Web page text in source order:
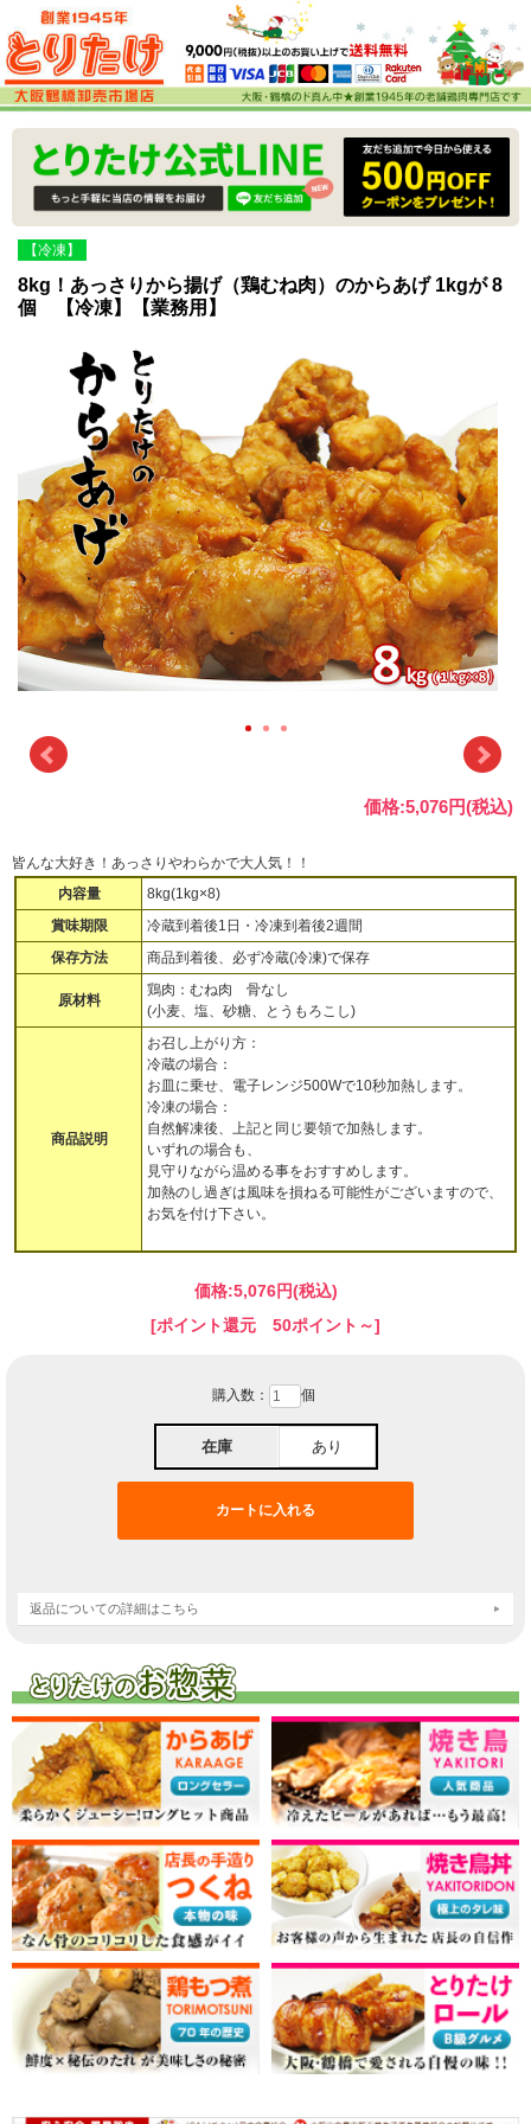
【冷凍】
8kg！あっさりから揚げ（鶏むね肉）のからあげ 1kgが 8
個 【冷凍】【業務用】
価格:5,076円(税込)
皆んな大好き！あっさりやわらかで大人気！！
内容量
8kg(1kg×8)
賞味期限
冷蔵到着後1日・冷凍到着後2週間
保存方法
商品到着後、必ず冷蔵(冷凍)で保存
原材料
鶏肉：むね肉 骨なし
(小麦、塩、砂糖、とうもろこし)
商品説明
お召し上がり方：
冷蔵の場合：
お皿に乗せ、電子レンジ500Wで10秒加熱します。
冷凍の場合：
自然解凍後、上記と同じ要領で加熱します。
いずれの場合も、
見守りながら温める事をおすすめします。
加熱のし過ぎは風味を損ねる可能性がございますので、
お気を付け下さい。
価格:5,076円(税込)
[ポイント還元 50ポイント～]
購入数： 個
在庫 あり
返品についての詳細はこちら